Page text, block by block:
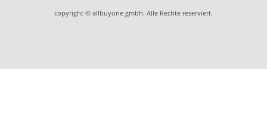
copyright © allbuyone gmbh. Alle Rechte reserviert.